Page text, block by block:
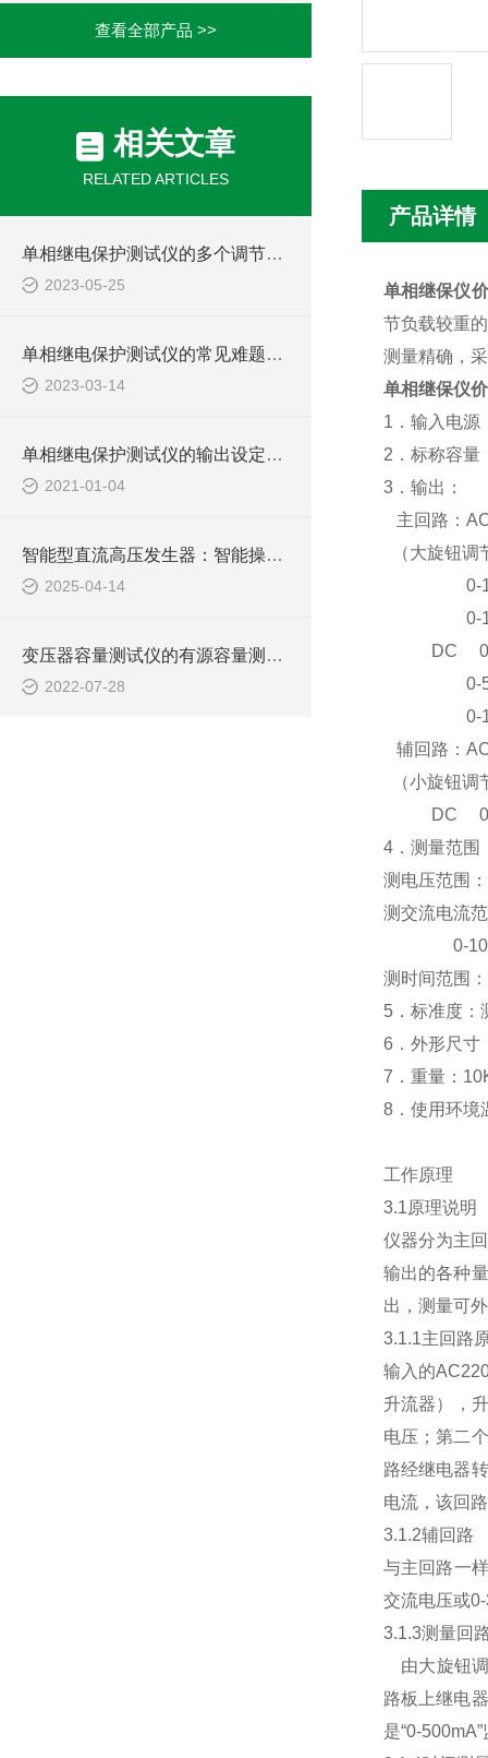
查看全部产品 >>
相关文章
RELATED ARTICLES
单相继电保护测试仪的多个调节项目说明
2023-05-25
单相继电保护测试仪的常见难题教你几招搞定！
2023-03-14
单相继电保护测试仪的输出设定讲解
2021-01-04
智能型直流高压发生器：智能操控，轻松驾驭高压测试难题
2025-04-14
变压器容量测试仪的有源容量测试方式简介
2022-07-28
产品详情
单相继保仪
节负载较重
测量精确，
单相继保仪
1 ．输入电源
2 ．标称容量
3．输出：
主回路：
（大旋钮调
0-
0-
DC 0-
0-
0-
辅回路：
（小旋钮调
DC 0-
4．测量范围
测电压范围：
测交流电流
0-
测时间范围：
5．标准度：
6 ．外形尺寸
7 ．重量：
8．使用环境
工作原理
3.1原理说明
仪器分为主
输出的各种
出，测量可
3.1.1主回路
输入的
升流器），
电压；第二
路经继电器
电流，该回
3.1.2辅回路
与主回路一
交流电压或
3.1.3测量回
由大旋钮
路板上继电
是“0-500mA